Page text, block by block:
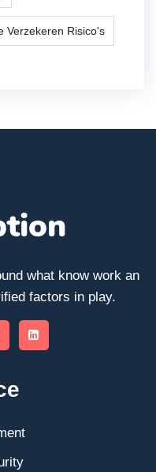
Verzekeren Risico's
what know work an
factors in play.